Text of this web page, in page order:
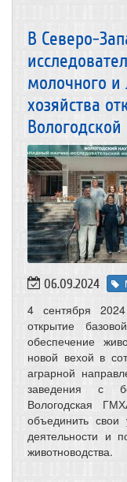
В Северо-
молочного и
хозяйства
06.09.2024
4 сентября 2024
открытие
обеспечение
новой вехой в
аграрной
заведения с
Вологодская
объединить свои
деятельности и
животноводства.